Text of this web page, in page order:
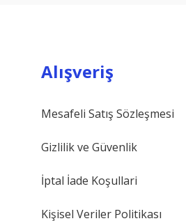
Alışveriş
Mesafeli Satış Sözleşmesi
Gizlilik ve Güvenlik
İptal İade Koşullari
Kişisel Veriler Politikası